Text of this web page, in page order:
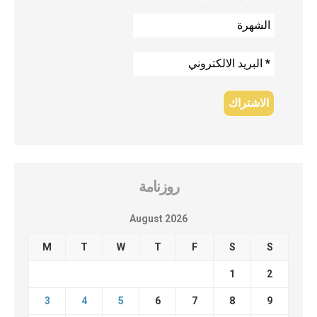
روزنامة
August 2026
M T W T F S S
1 2
3 4 5 6 7 8 9